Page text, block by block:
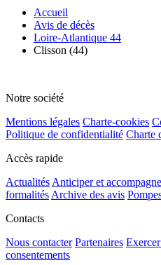
Accueil
Avis de décès
Loire-Atlantique 44
Clisson (44)
Notre société
Mentions légales Charte-cookies
Politique de confidentialité Charte
Accès rapide
Actualités Anticiper et
formalités Archive des avis
Contacts
Nous contacter Partenaires
consentements